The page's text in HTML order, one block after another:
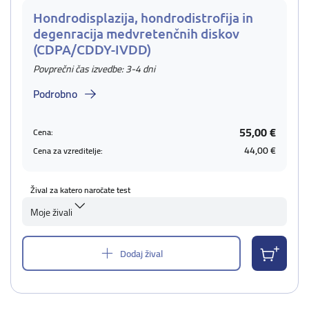
Hondrodisplazija, hondrodistrofija in
degenracija medvretenčnih diskov
(CDPA/CDDY-IVDD)
Povprečni čas izvedbe: 3-4 dni
Podrobno
Cena: 55,00 €
Cena za vzreditelje: 44,00 €
Žival za katero naročate test
Moje živali
Dodaj žival